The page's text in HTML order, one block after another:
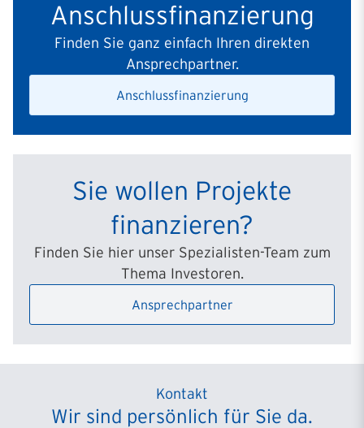
Jägerhofstraße 19-20
Düsseldorf
Filiale Düsseldorf II
Elisabethstraße 16
40217 Düsseldorf
Filiale Eschborn
Ginnheimer Sr. 6
Eschborn
Filiale Essen
Goethestraße 87
45130
Filiale Hamburg
Anschlussfinanzierung
Finden Sie ganz einfach Ihren direkten
Ansprechpartner.
Anschlussfinanzierung
Sie wollen Projekte
finanzieren?
Finden Sie hier unser Spezialisten-Team zum
Thema Investoren.
Ansprechpartner
Kontakt
Wir sind persönlich für Sie da.